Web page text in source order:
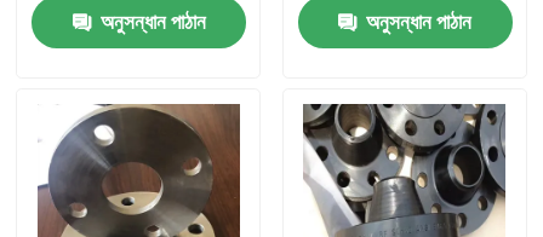
DIN পাইপ ফ্ল্যাঞ্জ
ANSI পাইপ ফ্ল্যাঞ্জ
GOST স্ট্যান্ডার্ড ফ্ল্যাঞ্জ
অনুসন্ধান পাঠান
অনুসন্ধান পাঠান